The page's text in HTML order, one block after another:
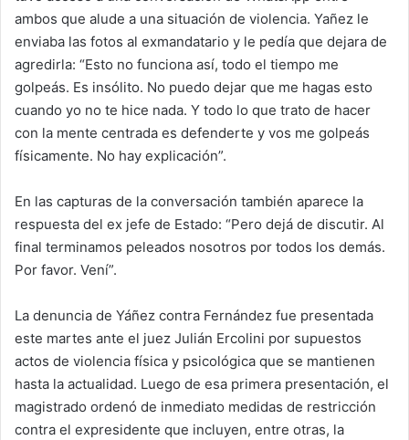
ambos que alude a una situación de violencia. Yañez le
enviaba las fotos al exmandatario y le pedía que dejara de
agredirla: “Esto no funciona así, todo el tiempo me
golpeás. Es insólito. No puedo dejar que me hagas esto
cuando yo no te hice nada. Y todo lo que trato de hacer
con la mente centrada es defenderte y vos me golpeás
físicamente. No hay explicación”.
En las capturas de la conversación también aparece la
respuesta del ex jefe de Estado: “Pero dejá de discutir. Al
final terminamos peleados nosotros por todos los demás.
Por favor. Vení”.
La denuncia de Yáñez contra Fernández fue presentada
este martes ante el juez Julián Ercolini por supuestos
actos de violencia física y psicológica que se mantienen
hasta la actualidad. Luego de esa primera presentación, el
magistrado ordenó de inmediato medidas de restricción
contra el expresidente que incluyen, entre otras, la